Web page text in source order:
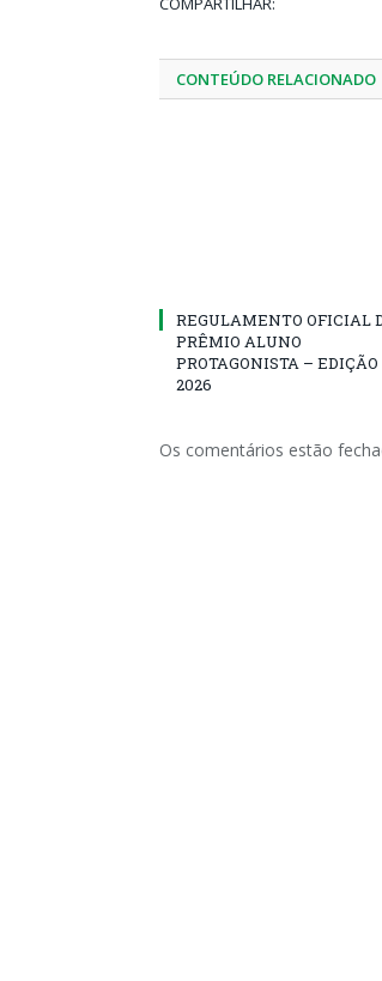
CONTEÚDO RELACIONADO
REGULAMENTO OFICIAL
PRÊMIO ALUNO
PROTAGONISTA – EDIÇÃO
2026
Os comentários estão